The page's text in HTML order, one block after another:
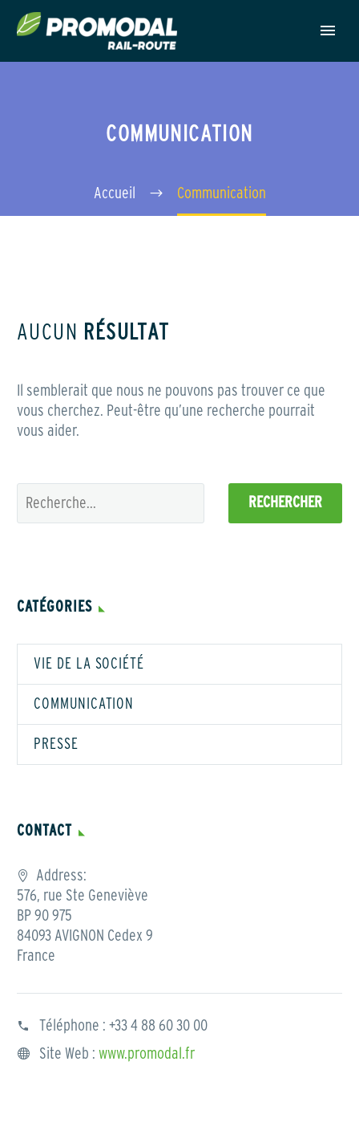
COMMUNICATION
Accueil Communication
AUCUN RÉSULTAT
Il semblerait que nous ne pouvons pas trouver ce que
vous cherchez. Peut-être qu’une recherche pourrait
vous aider.
RECHERCHER
CATÉGORIES
VIE DE LA SOCIÉTÉ
COMMUNICATION
PRESSE
CONTACT
Address:
576, rue Ste Geneviève
BP 90 975
84093 AVIGNON Cedex 9
France
Téléphone : +33 4 88 60 30 00
Site Web : www.promodal.fr